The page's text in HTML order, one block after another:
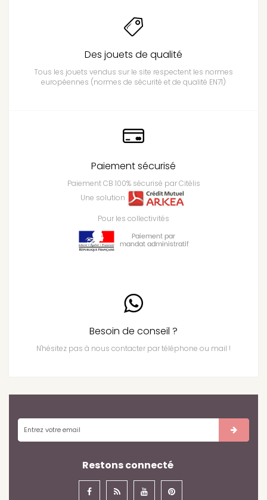
Des jouets de qualité
Tous les jouets vendus sur le site respectent les normes
européennes (normes de sécurité et de qualité EN71)
Paiement sécurisé
Paiement CB 100% sécurisé par Citélis
Une solution
Pour les collectivités
Besoin de conseil ?
N'hésitez pas à nous contacter par téléphone ou mail !
Restons connecté